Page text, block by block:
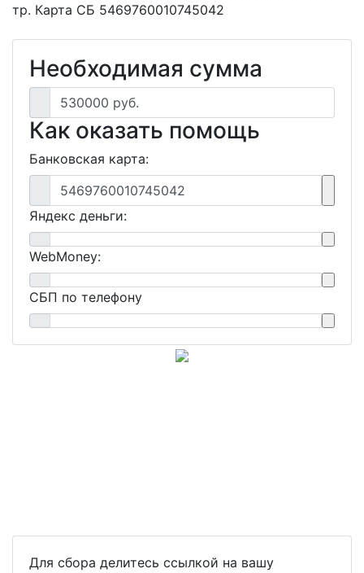
тр. Карта СБ 5469760010745042
Необходимая сумма
530000 руб.
Как оказать помощь
Банковская карта:
5469760010745042
Яндекс деньги:
WebMoney:
СБП по телефону
Для сбора делитесь ссылкой на вашу